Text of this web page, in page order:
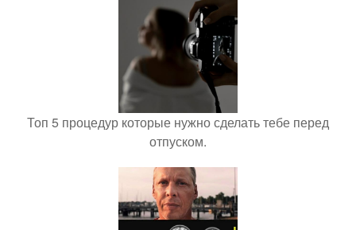
Топ 5 процедур которые нужно сделать тебе перед
отпуском.